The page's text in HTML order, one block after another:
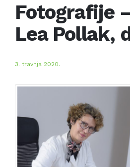
Fotografije
Lea Pollak,
3. travnja 2020.